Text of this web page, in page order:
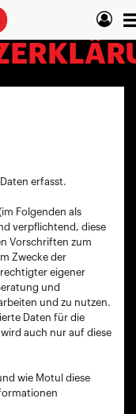
erfasst.
Folgenden als
verpflichtend, diese
Vorschriften zum
Zwecke der
eigener
und
und zu nutzen.
Daten für die
auch nur auf diese
wie Motul diese